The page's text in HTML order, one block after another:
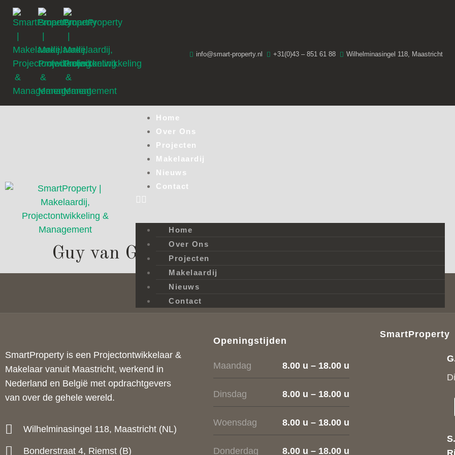
info@smart-property.nl +31(0)43 – 851 61 88 Wilhelminasingel 118, Maastricht
Home
Over Ons
Projecten
Makelaardij
Nieuws
Contact
Home
Over Ons
Projecten
Makelaardij
Nieuws
Contact
Guy van Grinsven
SmartProperty is een Projectontwikkelaar &
Makelaar vanuit Maastricht, werkend in
Nederland en België met opdrachtgevers
van over de gehele wereld.
Wilhelminasingel 118, Maastricht (NL)
Bonderstraat 4, Riemst (B)
Openingstijden
Maandag 8.00 u – 18.00 u
Dinsdag 8.00 u – 18.00 u
Woensdag 8.00 u – 18.00 u
Donderdag 8.00 u – 18.00 u
SmartProperty